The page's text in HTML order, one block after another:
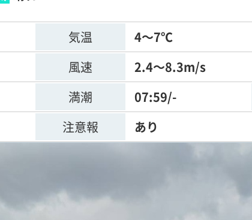
気温
4～7℃
風速
2.4～8.3m/s
満潮 07:59/-
注意報 あり